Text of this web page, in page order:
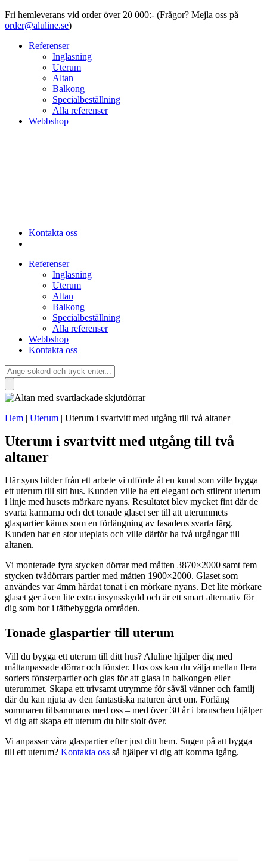
Fri hemleverans vid order över 20 000:- (Frågor? Mejla oss på
order@aluline.se)
Referenser
Inglasning
Uterum
Altan
Balkong
Specialbeställning
Alla referenser
Webbshop
Kontakta oss
Referenser
Inglasning
Uterum
Altan
Balkong
Specialbeställning
Alla referenser
Webbshop
Kontakta oss
Hem | Uterum | Uterum i svartvitt med utgång till två altaner
Uterum i svartvitt med utgång till två
altaner
Här syns bilder från ett arbete vi utförde åt en kund som ville bygga
ett uterum till sitt hus. Kunden ville ha ett elegant och stilrent uterum
i linje med husets mörkare nyans. Resultatet blev mycket fint där de
svarta karmarna och det tonade glaset ser till att uterummets
glaspartier känns som en förlängning av fasadens svarta färg.
Kunden har en stor uteplats och ville därför ha två utgångar till
altanen.
Vi monterade fyra stycken dörrar med måtten 3870×2000 samt fem
stycken tvådörrars partier med måtten 1900×2000. Glaset som
användes var 4mm härdat tonat i en mörkare nyans. Det lite mörkare
glaset ger även lite extra insynsskydd och är ett smart alternativ för
dig som bor i tätbebyggda områden.
Tonade glaspartier till uterum
Vill du bygga ett uterum till ditt hus? Aluline hjälper dig med
måttanpassade dörrar och fönster. Hos oss kan du välja mellan flera
sorters fönsterpartier och glas för att glasa in balkongen eller
uterummet. Skapa ett trivsamt utrymme för såväl vänner och familj
där du kan njuta av den fantastiska naturen året om. Förläng
sommaren tillsammans med oss – med över 30 år i branschen hjälper
vi dig att skapa ett uterum du blir stolt över.
Vi anpassar våra glaspartier efter just ditt hem. Sugen på att bygga
till ett uterum? Kontakta oss så hjälper vi dig att komma igång.